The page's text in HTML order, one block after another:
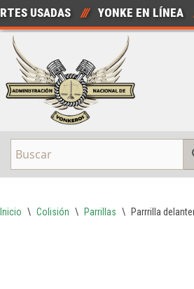
Saltar
al
contenido
USADAS /// YONKE EN LÍNEA ///
Inicio \ Colisión \ Parrillas \ Parrrilla